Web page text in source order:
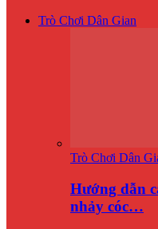
Trò Chơi Dân Gian
Trò Chơi Dân
Hướng dẫn
nhảy cóc…